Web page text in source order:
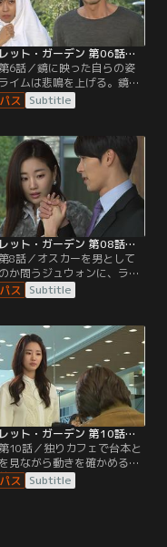
シークレット・ガーデン 第06話／字幕
6話／鏡に映った自らの姿
イムは悲鳴を上げる。鏡の
はジュウォンの顔があった
ュウォンもまたライムに変
る。
Subtitle
シークレット・ガーデン 第08話／字幕
8話／オスカーを男として
か問うジュウォンに、ライ
カーの歌が痛み止めのよう
初めて魂が入れ替わったこ
Subtitle
シークレット・ガーデン 第10話／字幕
10話／独りカフェで台本と
見ながら動きを確かめるラ
にジュウォンが現れ、幼稚
のサインのせいでデパート
Subtitle